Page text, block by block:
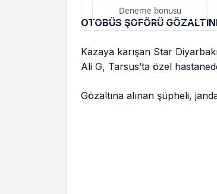
Deneme bonusu
OTOBÜS ŞOFÖRÜ
Kazaya karışan Star
Ali G, Tarsus’ta özel
Gözaltına alınan şüpheli,